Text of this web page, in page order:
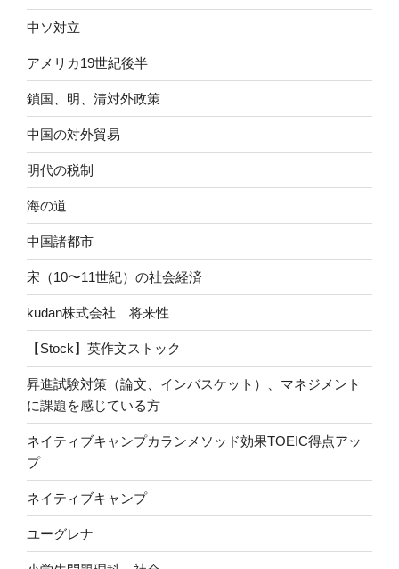
中ソ対立
アメリカ19世紀後半
鎖国、明、清対外政策
中国の対外貿易
明代の税制
海の道
中国諸都市
宋（10〜11世紀）の社会経済
kudan株式会社 将来性
【Stock】英作文ストック
昇進試験対策（論文、インバスケット）、マネジメント
に課題を感じている方
ネイティブキャンプカランメソッド効果TOEIC得点アッ
プ
ネイティブキャンプ
ユーグレナ